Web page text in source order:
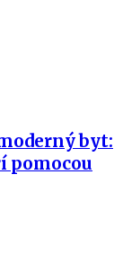
byt:
pomocou